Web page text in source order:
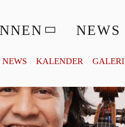
NEWS
NEWS KALENDER